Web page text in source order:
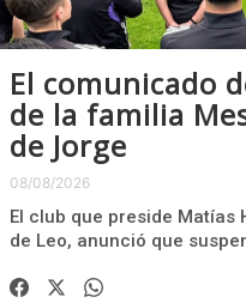
El comunicado
de la familia
de Jorge
08/08/2026
El club que preside Matías
de Leo, anunció que